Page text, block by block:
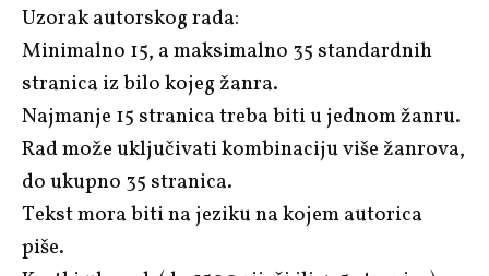
Uzorak autorskog rada:
Minimalno 15, a maksimalno 35 standardnih
stranica iz bilo kojeg žanra.
Najmanje 15 stranica treba biti u jednom žanru.
Rad može uključivati kombinaciju više žanrova,
do ukupno 35 stranica.
Tekst mora biti na jeziku na kojem autorica
piše.